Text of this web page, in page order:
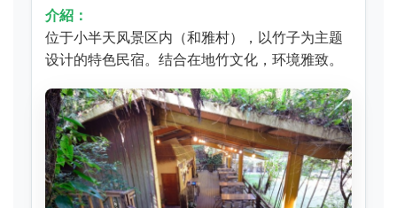
介紹：
位于小半天风景区内（和雅村），以竹子为主题
设计的特色民宿。结合在地竹文化，环境雅致。